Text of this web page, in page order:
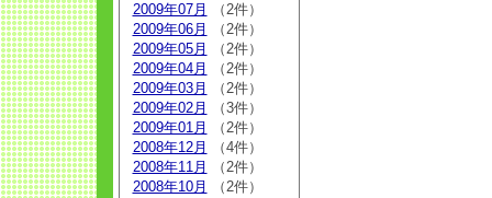
2009年07月
（2件）
2009年06月
（2件）
2009年05月
（2件）
2009年04月
（2件）
2009年03月
（2件）
2009年02月
（3件）
2009年01月
（2件）
2008年12月
（4件）
2008年11月
（2件）
2008年10月
（2件）